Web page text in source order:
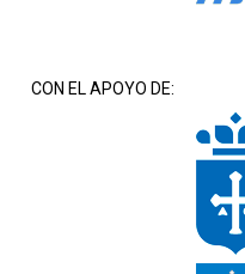
CON EL APOYO DE: